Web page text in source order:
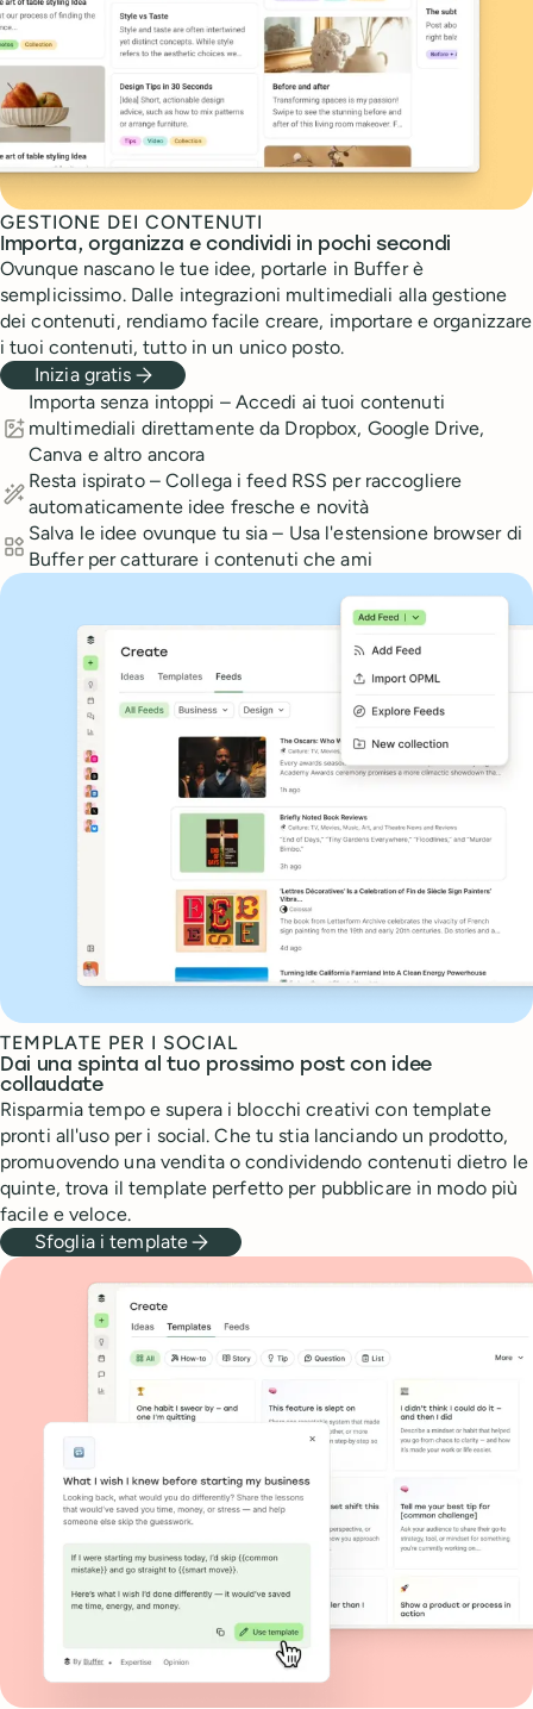
GESTIONE DEI CONTENUTI
Importa, organizza e condividi in pochi secondi
Ovunque nascano le tue idee, portarle in Buffer è
semplicissimo. Dalle integrazioni multimediali alla gestione
dei contenuti, rendiamo facile creare, importare e organizzare
i tuoi contenuti, tutto in un unico posto.
Inizia gratis
Features
Importa senza intoppi – Accedi ai tuoi contenuti
multimediali direttamente da Dropbox, Google Drive,
Canva e altro ancora
Resta ispirato – Collega i feed RSS per raccogliere
automaticamente idee fresche e novità
Salva le idee ovunque tu sia – Usa l'estensione browser di
Buffer per catturare i contenuti che ami
TEMPLATE PER I SOCIAL
Dai una spinta al tuo prossimo post con idee
collaudate
Risparmia tempo e supera i blocchi creativi con template
pronti all'uso per i social. Che tu stia lanciando un prodotto,
promuovendo una vendita o condividendo contenuti dietro le
quinte, trova il template perfetto per pubblicare in modo più
facile e veloce.
Sfoglia i template